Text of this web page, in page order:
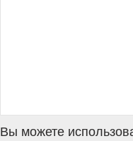
Вы можете